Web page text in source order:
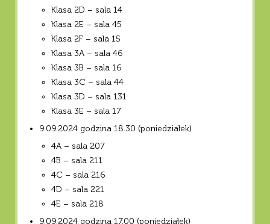
Klasa 2D – sala 14
Klasa 2E – sala 45
Klasa 2F – sala 15
Klasa 3A – sala 46
Klasa 3B – sala 16
Klasa 3C – sala 44
Klasa 3D – sala 131
Klasa 3E – sala 17
9.09.2024 godzina 18.30 (poniedziałek)
4A – sala 207
4B – sala 211
4C – sala 216
4D – sala 221
4E – sala 218
9.09.2024 godzina 17.00 (poniedziałek)